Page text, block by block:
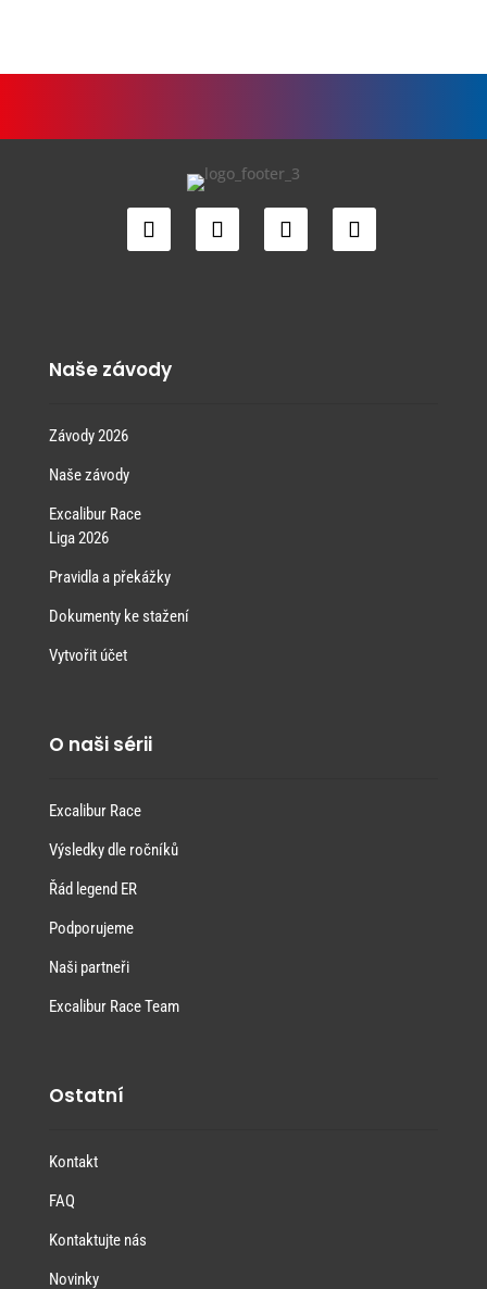
Naše závody
Závody 2026
Naše závody
Excalibur Race
Liga 2026
Pravidla a překážky
Dokumenty ke stažení
Vytvořit účet
O naši sérii
Excalibur Race
Výsledky dle ročníků
Řád legend ER
Podporujeme
Naši partneři
Excalibur Race Team
Ostatní
Kontakt
FAQ
Kontaktujte nás
Novinky